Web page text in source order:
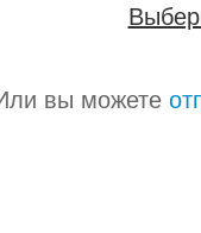
вы можете